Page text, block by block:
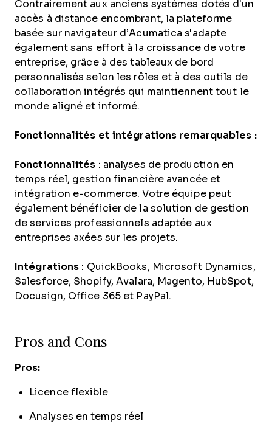
Contrairement aux anciens systèmes dotés d'un
accès à distance encombrant, la plateforme
basée sur navigateur d’Acumatica s'adapte
également sans effort à la croissance de votre
entreprise, grâce à des tableaux de bord
personnalisés selon les rôles et à des outils de
collaboration intégrés qui maintiennent tout le
monde aligné et informé.
Fonctionnalités et intégrations remarquables :
Fonctionnalités : analyses de production en
temps réel, gestion financière avancée et
intégration e-commerce. Votre équipe peut
également bénéficier de la solution de gestion
de services professionnels adaptée aux
entreprises axées sur les projets.
Intégrations : QuickBooks, Microsoft Dynamics,
Salesforce, Shopify, Avalara, Magento, HubSpot,
Docusign, Office 365 et PayPal.
Pros and Cons
Pros:
Licence flexible
Analyses en temps réel